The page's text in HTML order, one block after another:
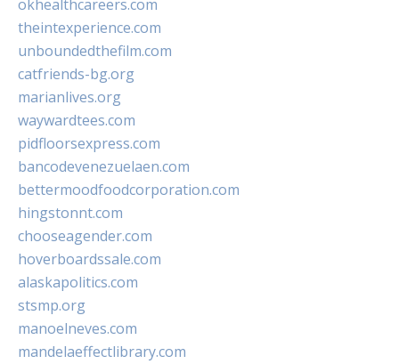
okhealthcareers.com
theintexperience.com
unboundedthefilm.com
catfriends-bg.org
marianlives.org
waywardtees.com
pidfloorsexpress.com
bancodevenezuelaen.com
bettermoodfoodcorporation.com
hingstonnt.com
chooseagender.com
hoverboardssale.com
alaskapolitics.com
stsmp.org
manoelneves.com
mandelaeffectlibrary.com